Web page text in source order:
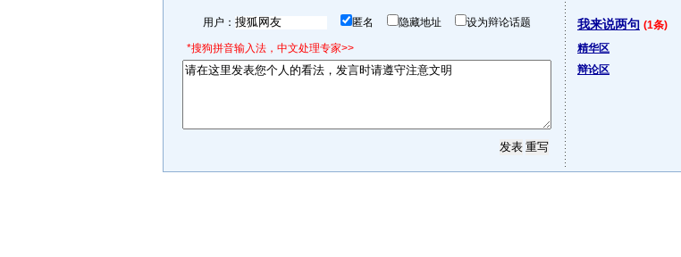
用户： 匿名 隐藏地址 设为辩论话题
*搜狗拼音输入法，中文处理专家>>
我来说两句 (1条)
精华区
辩论区